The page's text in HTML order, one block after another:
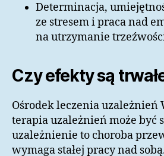
Determinacja,
ze stresem i praca nad
na utrzymanie
Czy efekty są
Ośrodek leczenia uzależnień
terapia uzależnień może być
uzależnienie to choroba
wymaga stałej pracy nad